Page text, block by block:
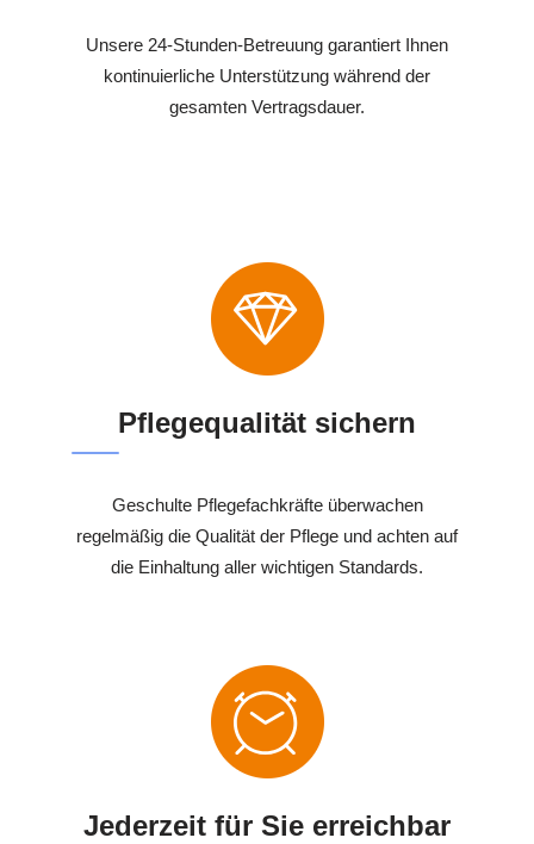
Unsere 24-Stunden-Betreuung garantiert Ihnen
kontinuierliche Unterstützung während der
gesamten Vertragsdauer.
Pflegequalität sichern
Geschulte Pflegefachkräfte überwachen
regelmäßig die Qualität der Pflege und achten auf
die Einhaltung aller wichtigen Standards.
Jederzeit für Sie erreichbar